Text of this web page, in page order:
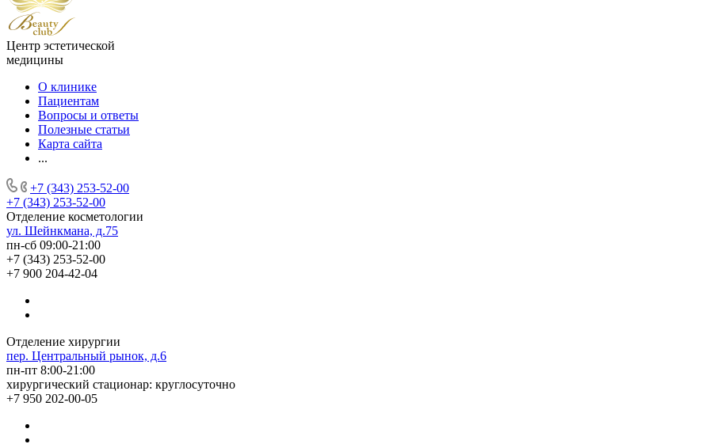
Центр эстетической
медицины
О клинике
Пациентам
Вопросы и ответы
Полезные статьи
Карта сайта
...
+7 (343) 253-52-00
+7 (343) 253-52-00
Отделение косметологии
ул. Шейнкмана, д.75
пн-сб 09:00-21:00
+7 (343) 253-52-00
+7 900 204-42-04
Отделение хирургии
пер. Центральный рынок, д.6
пн-пт 8:00-21:00
хирургический стационар: круглосуточно
+7 950 202-00-05